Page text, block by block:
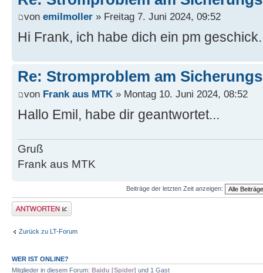
von emilmoller » Freitag 7. Juni 2024, 09:52
Hi Frank, ich habe dich ein pm
Re: Stromproblem am
von Frank aus MTK » Montag 10. Juni 2024, 08:52
Hallo Emil, habe dir geantwortet...
Gruß
Frank aus MTK
Beiträge der letzten Zeit anzeigen:
Antwort erstellen
Zurück zu LT-Forum
WER IST ONLINE?
Mitglieder in diesem Forum: Baidu [Spider] und 1 Gast